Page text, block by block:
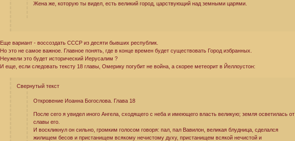
Жена же, которую ты видел, есть великий город, царствующий над земными царями.
Еще вариант - воссоздать СССР из десяти бывших республик.
Но это не самое важное. Главное понять, где в конце времен будет существовать Город избранных.
Неужели это будет исторический Иерусалим ?
И еще, если следовать тексту 18 главы, Омерику погубит не война, а скорее метеорит в Йеллоустон:
Свернутый текст
Откровение Иоанна Богослова. Глава 18
После сего я увидел иного Ангела, сходящего с неба и имеющего власть великую; земля осветилась от
славы его.
И воскликнул он сильно, громким голосом говоря: пал, пал Вавилон, великая блудница, сделался
жилищем бесов и пристанищем всякому нечистому духу, пристанищем всякой нечистой и